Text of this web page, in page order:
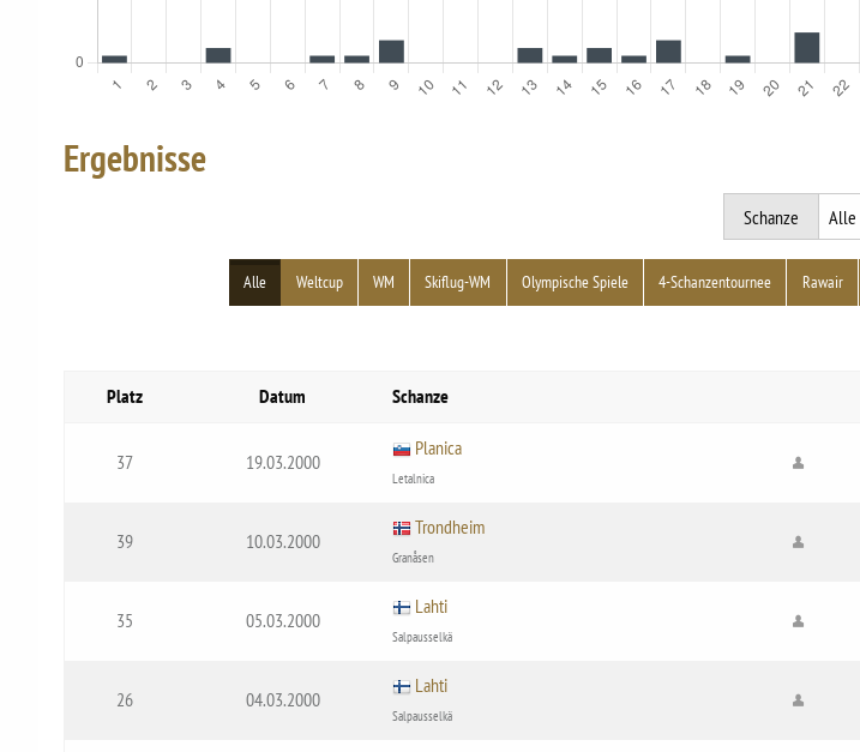
Ergebnisse
Schanze
Alle Weltcup WM Skiflug-WM Olympische Spiele 4-Schanzentournee Rawair
Platz Datum Schanze
37 19.03.2000
Planica
Letalnica
39 10.03.2000
Trondheim
Granåsen
35 05.03.2000
Lahti
Salpausselkä
26 04.03.2000
Lahti
Salpausselkä